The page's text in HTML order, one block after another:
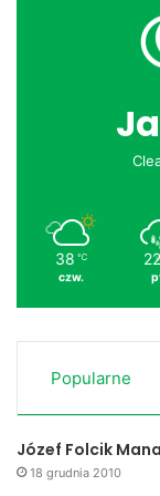
38 ℃
czw.
22
Popularne
Józef Folcik
18 grudnia 2010